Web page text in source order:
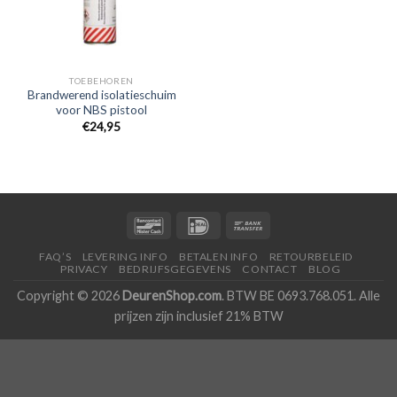
TOEBEHOREN
Brandwerend isolatieschuim
voor NBS pistool
€24,95
FAQ’S LEVERING INFO BETALEN INFO
RETOURBELEID
PRIVACY
BEDRIJFSGEGEVENS CONTACT BLOG
Copyright © 2026 DeurenShop.com. BTW BE 0693.768.051. Alle
prijzen zijn inclusief 21% BTW